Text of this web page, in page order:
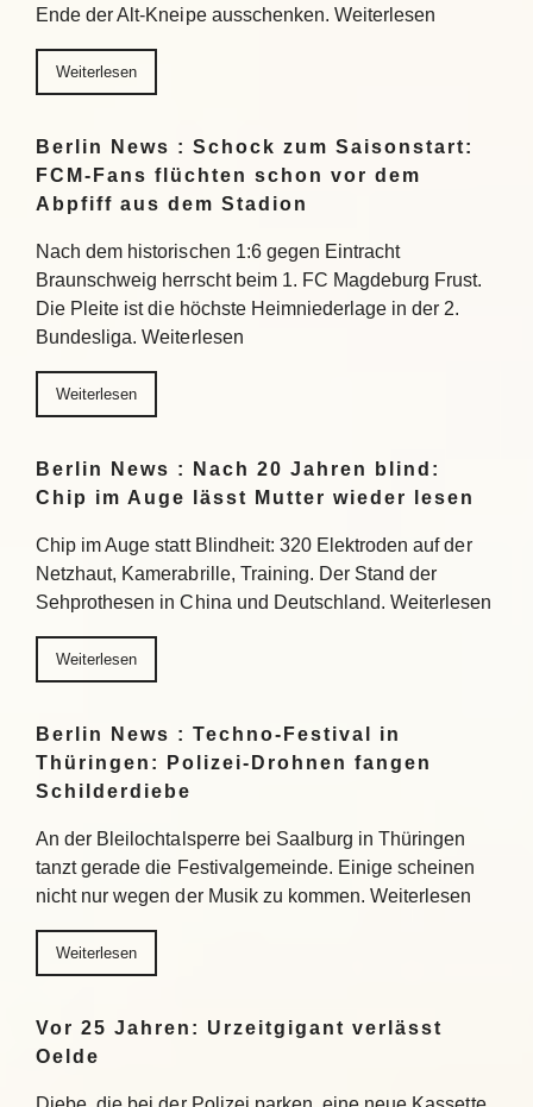
Ende der Alt-Kneipe ausschenken. Weiterlesen
Weiterlesen
Berlin News : Schock zum Saisonstart:
FCM-Fans flüchten schon vor dem
Abpfiff aus dem Stadion
Nach dem historischen 1:6 gegen Eintracht
Braunschweig herrscht beim 1. FC Magdeburg Frust.
Die Pleite ist die höchste Heimniederlage in der 2.
Bundesliga. Weiterlesen
Weiterlesen
Berlin News : Nach 20 Jahren blind:
Chip im Auge lässt Mutter wieder lesen
Chip im Auge statt Blindheit: 320 Elektroden auf der
Netzhaut, Kamerabrille, Training. Der Stand der
Sehprothesen in China und Deutschland. Weiterlesen
Weiterlesen
Berlin News : Techno-Festival in
Thüringen: Polizei-Drohnen fangen
Schilderdiebe
An der Bleilochtalsperre bei Saalburg in Thüringen
tanzt gerade die Festivalgemeinde. Einige scheinen
nicht nur wegen der Musik zu kommen. Weiterlesen
Weiterlesen
Vor 25 Jahren: Urzeitgigant verlässt
Oelde